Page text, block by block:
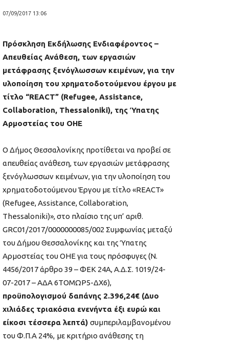
07/09/2017 13:06
Πρόσκληση Εκδήλωσης Ενδιαφέροντος –
Απευθείας Ανάθεση, των εργασιών
μετάφρασης ξενόγλωσσων κειμένων, για την
υλοποίηση του χρηματοδοτούμενου έργου με
τίτλο “REACT” (Refugee, Assistance,
Collaboration, Thessaloniki), της Ύπατης
Αρμοστείας του ΟΗΕ
O Δήμος Θεσσαλονίκης προτίθεται να προβεί σε
απευθείας ανάθεση, των εργασιών μετάφρασης
ξενόγλωσσων κειμένων, για την υλοποίηση του
χρηματοδοτούμενου Έργου με τίτλο «REACT»
(Refugee, Assistance, Collaboration,
Thessaloniki)», στο πλαίσιο της υπ’ αριθ.
GRC01/2017/0000000085/002 Συμφωνίας μεταξύ
του Δήμου Θεσσαλονίκης και της Ύπατης
Αρμοστείας του ΟΗΕ για τους πρόσφυγες (Ν.
4456/2017 άρθρο 39 – ΦΕΚ 24Α, Α.Δ.Σ. 1019/24-
07-2017 – ΑΔΑ 6ΤΟΜΩΡ5-ΔΧ6),
προϋπολογισμού δαπάνης 2.396,24€ (Δυο
χιλιάδες τριακόσια ενενήντα έξι ευρώ και
είκοσι τέσσερα λεπτά) συμπεριλαμβανομένου
του Φ.Π.Α 24%, με κριτήριο ανάθεσης τη